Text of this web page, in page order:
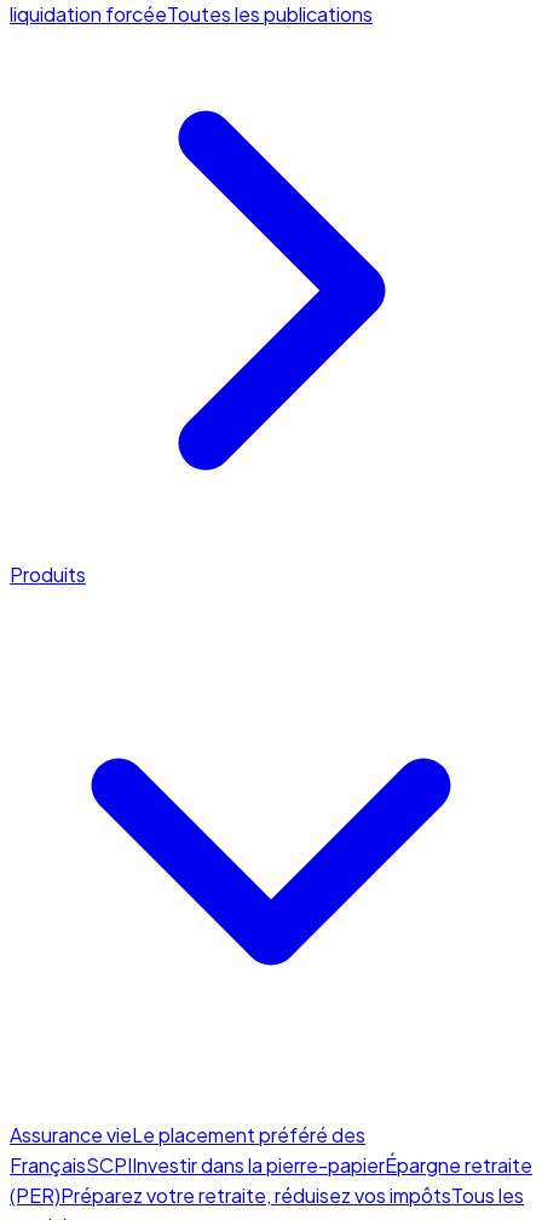
liquidation forcéeToutes les publications
Produits
Assurance vieLe placement préféré des
FrançaisSCPIInvestir dans la pierre-papierÉpargne retraite
(PER)Préparez votre retraite, réduisez vos impôtsTous les